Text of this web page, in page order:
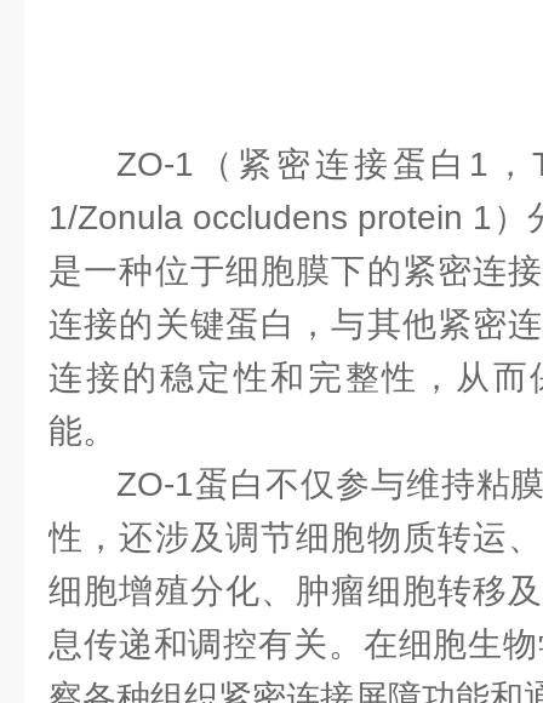
ZO-1（紧密连接蛋白1，
1/Zonula occludens protein 1）
是一种位于细胞膜下的紧密连
连接的关键蛋白，与其他紧密
连接的稳定性和完整性，从而
能。
ZO-1蛋白不仅参与维持粘
性，还涉及调节细胞物质转运
细胞增殖分化、肿瘤细胞转移
息传递和调控有关。在细胞生